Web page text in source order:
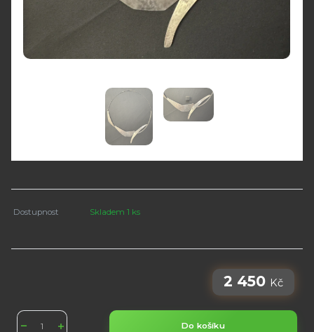
Dostupnost Skladem 1 ks
2 450 Kč
Do košíku